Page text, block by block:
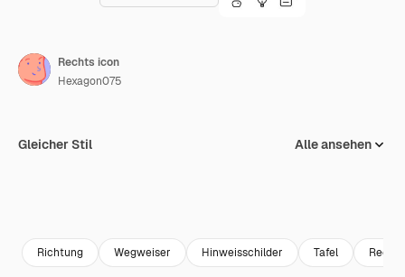
Rechts icon
Hexagon075
Gleicher Stil Alle ansehen
Richtung Wegweiser Hinweisschilder Tafel Recht